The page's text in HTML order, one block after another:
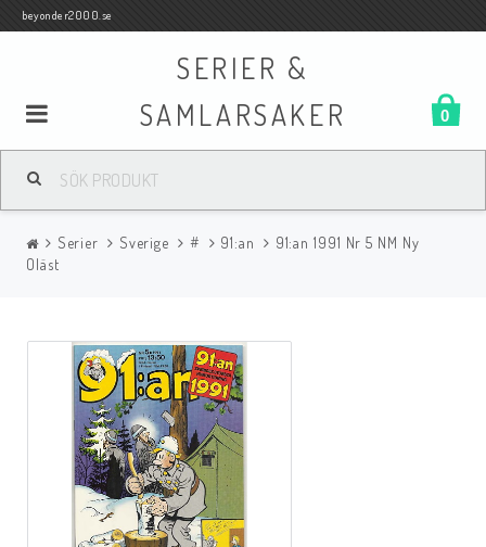
beyonder2000.se
SERIER &
SAMLARSAKER
0
Samlar- och Spelkort
Serier
Böcker
Serier Sverige # 91:an
91:an 1991 Nr 5 NM Ny
Oläst